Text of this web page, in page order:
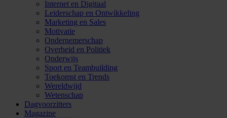
Internet en Digitaal
Leiderschap en Ontwikkeling
Marketing en Sales
Motivatie
Ondernemerschap
Overheid en Politiek
Onderwijs
Sport en Teambuilding
Toekomst en Trends
Wereldwijd
Wetenschap
Dagvoorzitters
Magazine